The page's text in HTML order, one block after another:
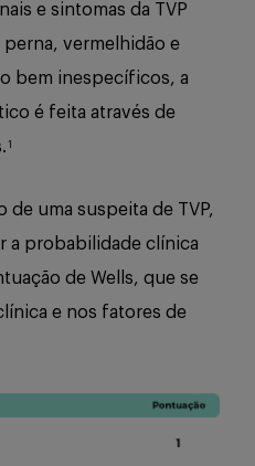
e sintomas da TVP
vermelhidão e
bem inespecíficos, a
é feita através de
1
de uma suspeita de TVP,
a probabilidade clínica
de Wells, que se
e nos fatores de